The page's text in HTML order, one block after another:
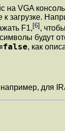
VGA
F1, [6] ,
будут
, как
для